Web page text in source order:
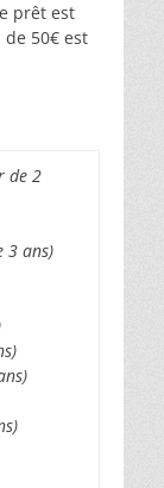
prêt est
de 50€ est
de 2
ans)